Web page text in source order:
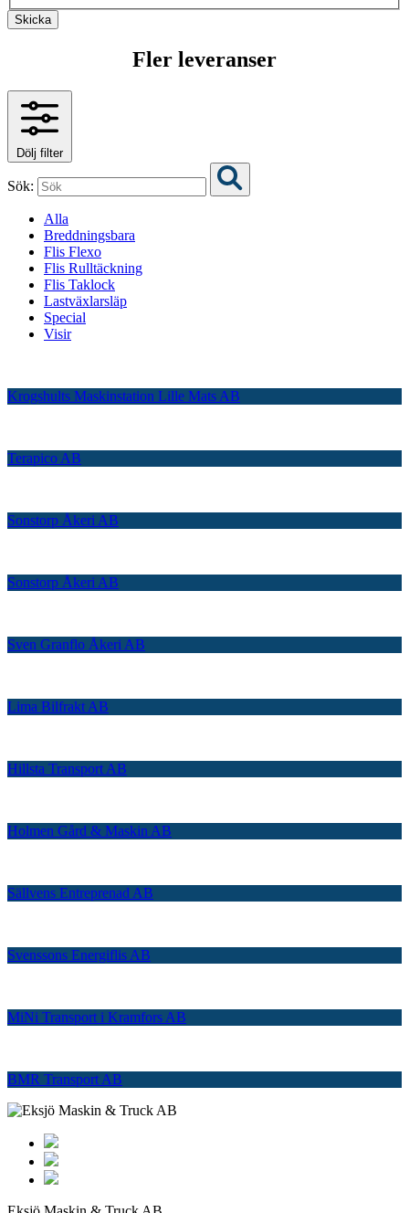
Skicka
Fler leveranser
Dölj filter
Sök:
Alla
Breddningsbara
Flis Flexo
Flis Rulltäckning
Flis Taklock
Lastväxlarsläp
Special
Visir
Krogshults Maskinstation Lille Mats AB
Terapico AB
Sonstorp Åkeri AB
Sonstorp Åkeri AB
Sven Granflo Åkeri AB
Lima Bilfrakt AB
Hillsta Transport AB
Holmen Gård & Maskin AB
Sällvens Entreprenad AB
Svenssons Energiflis AB
MiNi Transport i Kramfors AB
BMR Transport AB